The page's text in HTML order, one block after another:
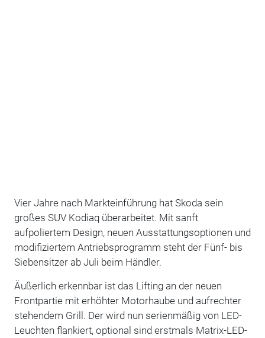
Vier Jahre nach Markteinführung hat Skoda sein
großes SUV Kodiaq überarbeitet. Mit sanft
aufpoliertem Design, neuen Ausstattungsoptionen und
modifiziertem Antriebsprogramm steht der Fünf- bis
Siebensitzer ab Juli beim Händler.
Äußerlich erkennbar ist das Lifting an der neuen
Frontpartie mit erhöhter Motorhaube und aufrechter
stehendem Grill. Der wird nun serienmäßig von LED-
Leuchten flankiert, optional sind erstmals Matrix-LED-